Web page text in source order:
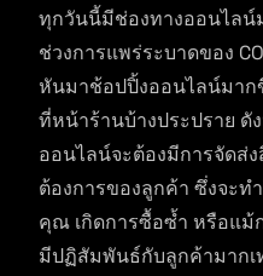
ทุกวันนี้มีช่องทางออนไล
ช่วงการแพร่ระบาดของ
หันมาช้อปปิ้งออนไลน์มา
ที่หน้าร้านบ้างประปราย
ออนไลน์จะต้องมีการจัดส่
ต้องการของลูกค้า ซึ่งจะท
คุณ เกิดการซื้อซ้ำ หรือแม้
มีปฏิสัมพันธ์กับลูกค้ามากเ